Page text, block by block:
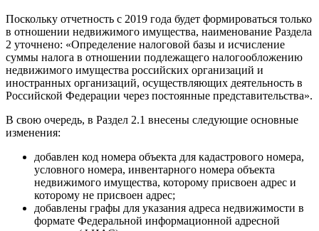
Поскольку отчетность с 2019 года будет формироваться только
в отношении недвижимого имущества, наименование Раздела
2 уточнено: «Определение налоговой базы и исчисление
суммы налога в отношении подлежащего налогообложению
недвижимого имущества российских организаций и
иностранных организаций, осуществляющих деятельность в
Российской Федерации через постоянные представительства».
В свою очередь, в Раздел 2.1 внесены следующие основные
изменения:
добавлен код номера объекта для кадастрового номера,
условного номера, инвентарного номера объекта
недвижимого имущества, которому присвоен адрес и
которому не присвоен адрес;
добавлены графы для указания адреса недвижимости в
формате Федеральной информационной адресной